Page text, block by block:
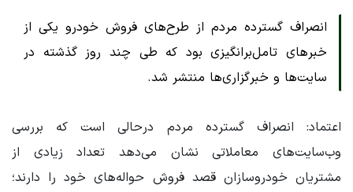
انصراف گسترده مردم از طرح‌های فروش خودرو یکی از
خبرهای تامل‌برانگیزی بود که طی چند روز گذشته در
سایت‌ها و خبرگزاری‌ها منتشر شد.
اعتماد: انصراف گسترده مردم درحالی است که بررسی
وب‌سایت‌های معاملاتی نشان می‌دهد تعداد زیادی از
مشتریان خودروسازان قصد فروش حواله‌های خود را دارند؛